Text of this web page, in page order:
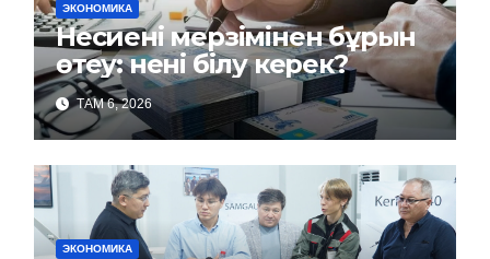
ЭКОНОМИКА
Несиені мерзімінен бұрын
өтеу: нені білу керек?
ТАМ 6, 2026
ЭКОНОМИКА